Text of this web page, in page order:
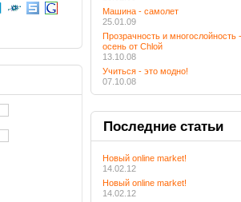
Машина - самолет
25.01.09
Прозрачность и многослойность -
осень от Chloй
13.10.08
Учиться - это модно!
07.10.08
Последниестатьи
Новый online market!
14.02.12
Новый online market!
14.02.12